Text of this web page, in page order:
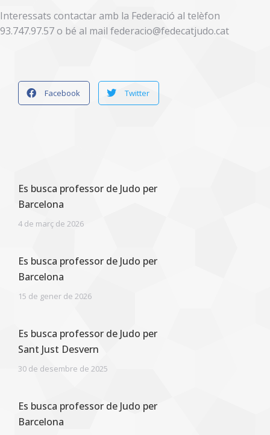
Interessats contactar amb la Federació al telèfon
93.747.97.57 o bé al mail federacio@fedecatjudo.cat
Facebook Twitter
Es busca professor de Judo per
Barcelona
4 de març de 2026
Es busca professor de Judo per
Barcelona
15 de gener de 2026
Es busca professor de Judo per
Sant Just Desvern
30 de desembre de 2025
Es busca professor de Judo per
Barcelona